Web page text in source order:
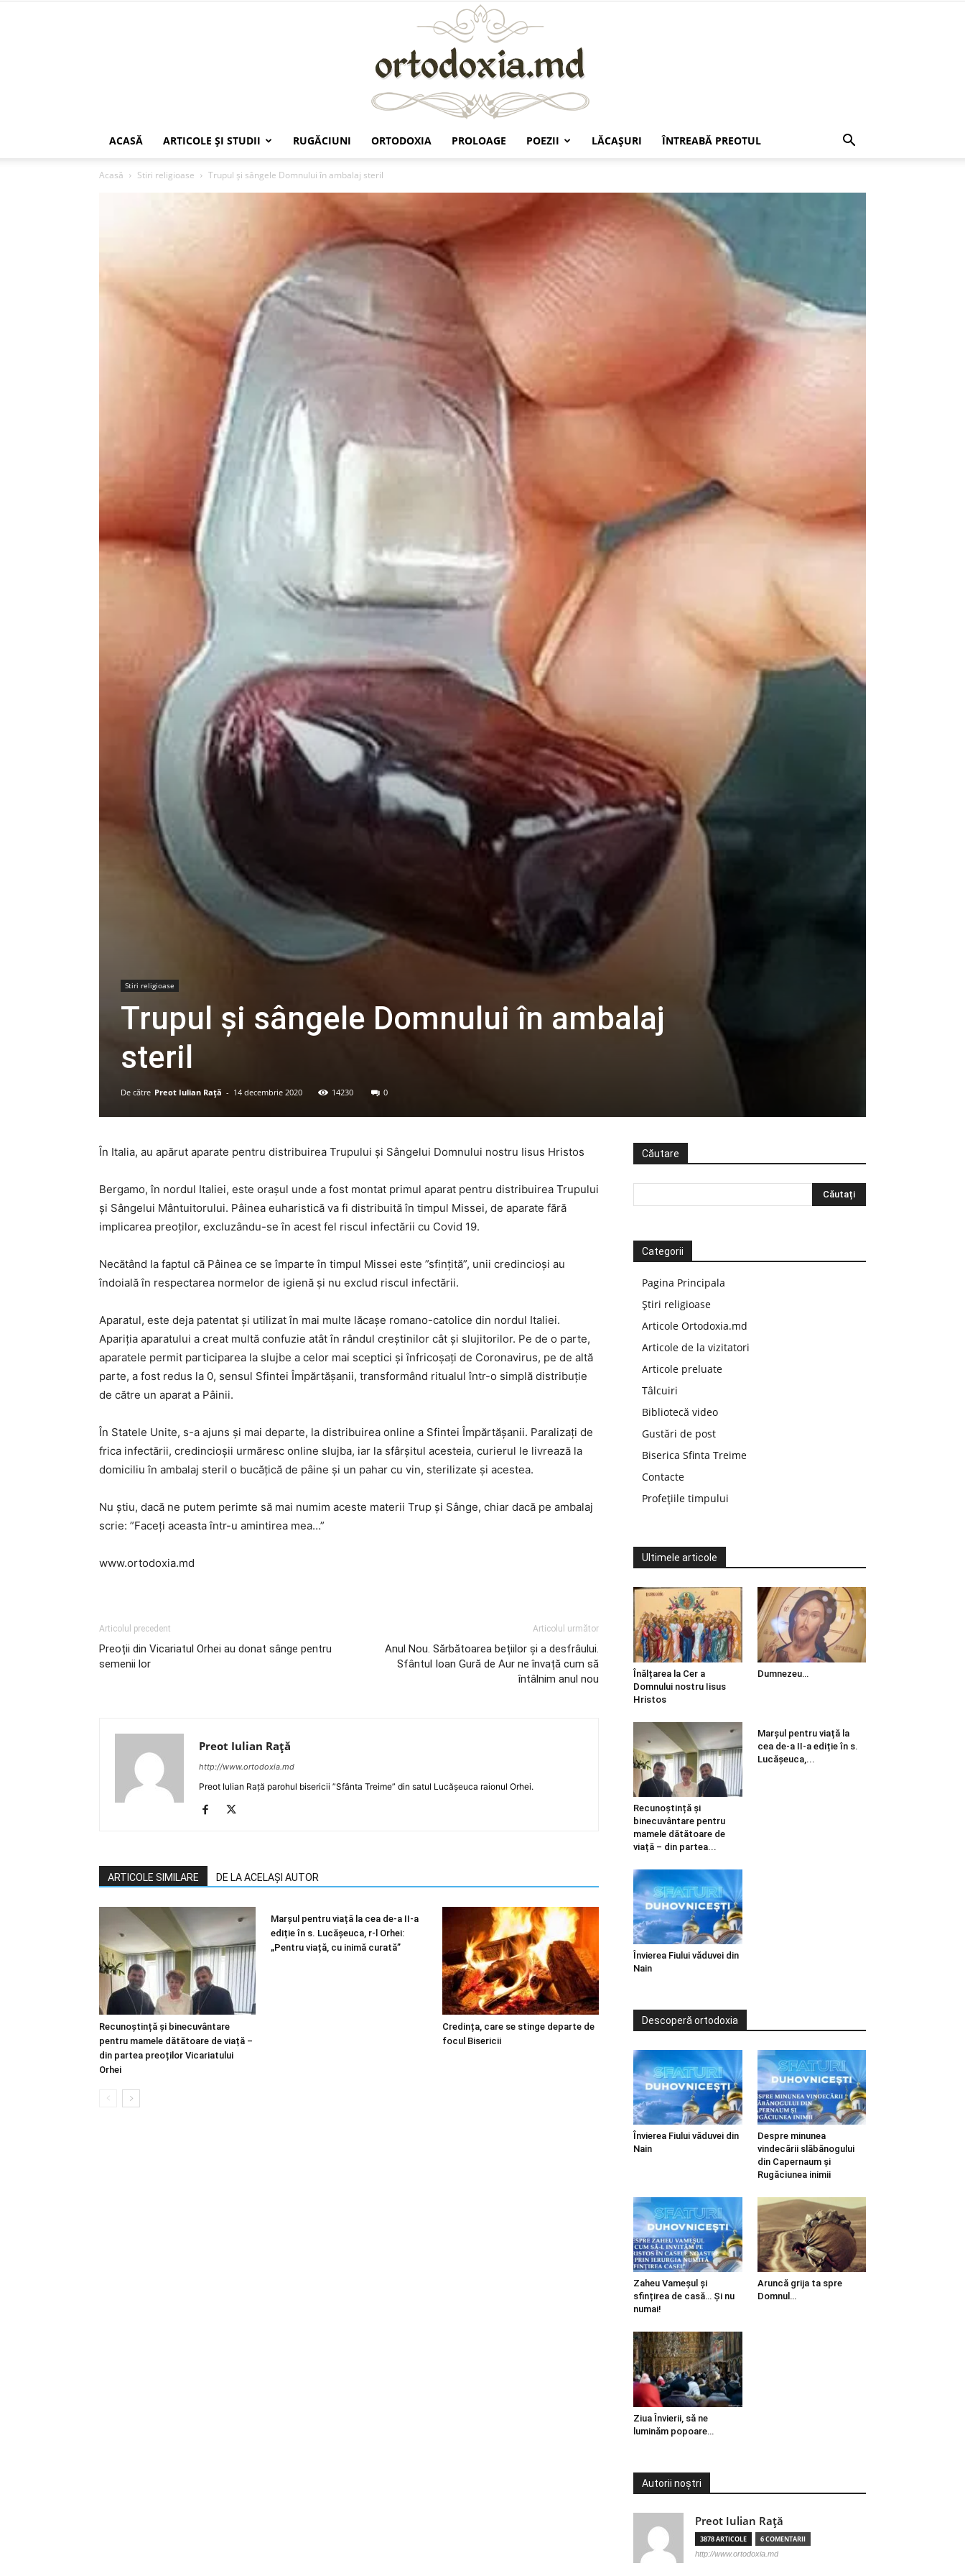
ACASĂ ARTICOLE ŞI STUDII RUGĂCIUNI ORTODOXIA PROLOAGE POEZII LĂCAŞURI ÎNTREABĂ PREOTUL
Acasă Stiri religioase Trupul și sângele Domnului în ambalaj steril
Stiri religioase
Trupul și sângele Domnului în ambalaj
steril
De către Preot Iulian Raţă - 14 decembrie 2020 14230 0
În Italia, au apărut aparate pentru distribuirea Trupului și Sângelui Domnului nostru Iisus Hristos
Bergamo, în nordul Italiei, este orașul unde a fost montat primul aparat pentru distribuirea Trupului
și Sângelui Mântuitorului. Pâinea euharistică va fi distribuită în timpul Missei, de aparate fără
implicarea preoților, excluzându-se în acest fel riscul infectării cu Covid 19.
Necătând la faptul că Pâinea ce se împarte în timpul Missei este ”sfințită”, unii credincioși au
îndoială în respectarea normelor de igienă și nu exclud riscul infectării.
Aparatul, este deja patentat și utilizat în mai multe lăcașe romano-catolice din nordul Italiei.
Apariția aparatului a creat multă confuzie atât în rândul creștinilor cât și slujitorilor. Pe de o parte,
aparatele permit participarea la slujbe a celor mai sceptici și înfricoșați de Coronavirus, pe de altă
parte, a fost redus la 0, sensul Sfintei Împărtășanii, transformând ritualul într-o simplă distribuție
de către un aparat a Pâinii.
În Statele Unite, s-a ajuns și mai departe, la distribuirea online a Sfintei Împărtășanii. Paralizați de
frica infectării, credincioșii urmăresc online slujba, iar la sfârșitul acesteia, curierul le livrează la
domiciliu în ambalaj steril o bucățică de pâine și un pahar cu vin, sterilizate și acestea.
Nu știu, dacă ne putem perimte să mai numim aceste materii Trup și Sânge, chiar dacă pe ambalaj
scrie: ”Faceți aceasta într-u amintirea mea…”
www.ortodoxia.md
Articolul precedent
Preoții din Vicariatul Orhei au donat sânge pentru
semenii lor
Articolul următor
Anul Nou. Sărbătoarea bețiilor și a desfrâului.
Sfântul Ioan Gură de Aur ne învață cum să
întâlnim anul nou
Preot Iulian Raţă
http://www.ortodoxia.md
Preot Iulian Rață parohul bisericii ”Sfânta Treime” din satul Lucășeuca raionul Orhei.
ARTICOLE SIMILARE DE LA ACELAȘI AUTOR
Recunoștință și binecuvântare
pentru mamele dătătoare de viață –
din partea preoților Vicariatului
Orhei
Marșul pentru viață la cea de-a II-a
ediție în s. Lucășeuca, r-l Orhei:
„Pentru viață, cu inimă curată”
Credința, care se stinge departe de
focul Bisericii
Căutare
Categorii
Pagina Principala
Știri religioase
Articole Ortodoxia.md
Articole de la vizitatori
Articole preluate
Tâlcuiri
Bibliotecă video
Gustări de post
Biserica Sfinta Treime
Contacte
Profețiile timpului
Ultimele articole
Înălțarea la Cer a
Domnului nostru Iisus
Hristos
Dumnezeu…
Recunoștință și
binecuvântare pentru
mamele dătătoare de
viață – din partea...
Marșul pentru viață la
cea de-a II-a ediție în s.
Lucășeuca,...
Învierea Fiului văduvei din
Nain
Descoperă ortodoxia
Învierea Fiului văduvei din
Nain
Despre minunea
vindecării slăbănogului
din Capernaum și
Rugăciunea inimii
Zaheu Vameșul și
sfințirea de casă… Și nu
numai!
Aruncă grija ta spre
Domnul…
Ziua Învierii, să ne
luminăm popoare…
Autorii noștri
Preot Iulian Raţă
3878 ARTICOLE 6 COMENTARII
http://www.ortodoxia.md